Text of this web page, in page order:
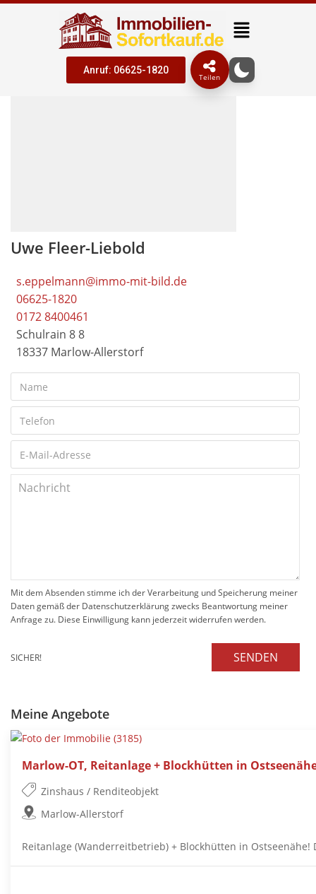
Anruf: 06625-1820
Teilen
Uwe Fleer-Liebold
s.eppelmann@immo-mit-bild.de
06625-1820
0172 8400461
Schulrain 8 8
18337 Marlow-Allerstorf
Mit dem Absenden stimme ich der Verarbeitung und Speicherung meiner
Daten gemäß der Datenschutzerklärung zwecks Beantwortung meiner
Anfrage zu. Diese Einwilligung kann jederzeit widerrufen werden.
SICHER! SENDEN
Meine Angebote
Marlow-OT, Reitanlage + Blockhütten in
Zinshaus / Renditeobjekt
Marlow-Allerstorf
Reitanlage (Wanderreitbetrieb) + Blockhütten in